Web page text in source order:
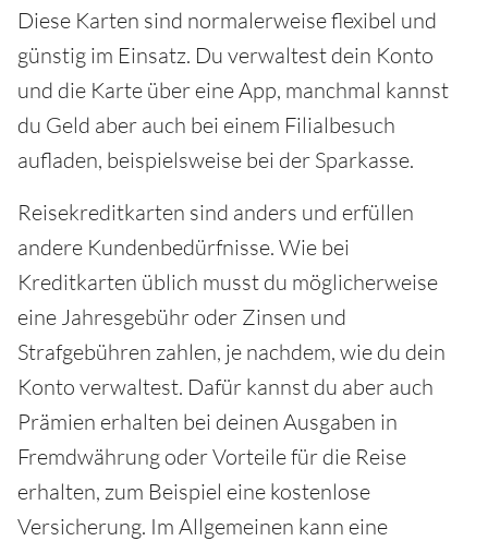
Diese Karten sind normalerweise flexibel und
günstig im Einsatz. Du verwaltest dein Konto
und die Karte über eine App, manchmal kannst
du Geld aber auch bei einem Filialbesuch
aufladen, beispielsweise bei der Sparkasse.
Reisekreditkarten sind anders und erfüllen
andere Kundenbedürfnisse. Wie bei
Kreditkarten üblich musst du möglicherweise
eine Jahresgebühr oder Zinsen und
Strafgebühren zahlen, je nachdem, wie du dein
Konto verwaltest. Dafür kannst du aber auch
Prämien erhalten bei deinen Ausgaben in
Fremdwährung oder Vorteile für die Reise
erhalten, zum Beispiel eine kostenlose
Versicherung. Im Allgemeinen kann eine